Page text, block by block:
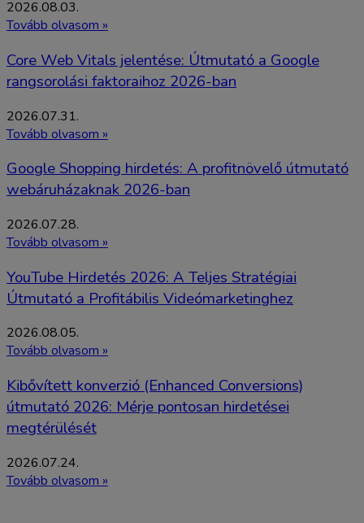
2026.08.03.
Tovább olvasom »
Core Web Vitals jelentése: Útmutató a Google
rangsorolási faktoraihoz 2026-ban
2026.07.31.
Tovább olvasom »
Google Shopping hirdetés: A profitnövelő útmutató
webáruházaknak 2026-ban
2026.07.28.
Tovább olvasom »
YouTube Hirdetés 2026: A Teljes Stratégiai
Útmutató a Profitábilis Videómarketinghez
2026.08.05.
Tovább olvasom »
Kibővített konverzió (Enhanced Conversions)
útmutató 2026: Mérje pontosan hirdetései
megtérülését
2026.07.24.
Tovább olvasom »